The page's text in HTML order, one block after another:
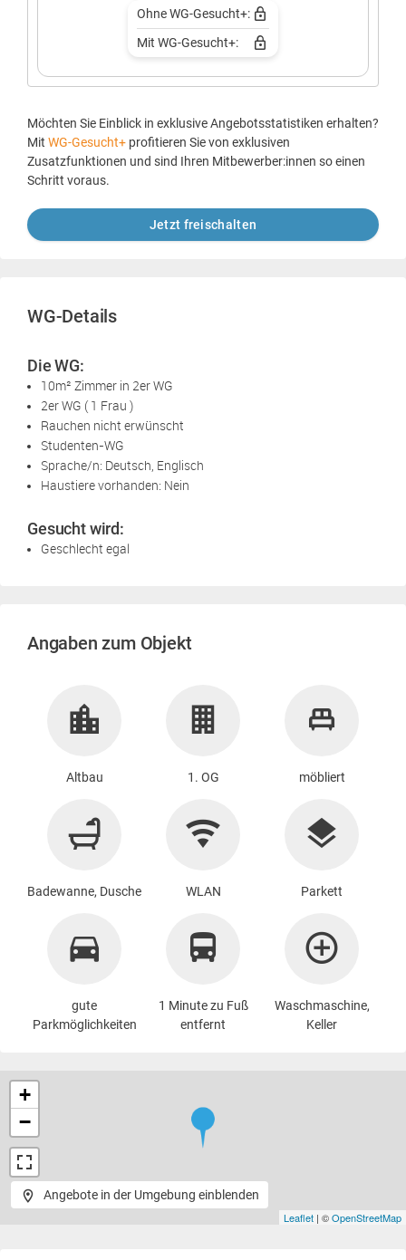
Ohne WG-Gesucht+:
Mit WG-Gesucht+:
Möchten Sie Einblick in exklusive Angebotsstatistiken erhalten?
Mit WG-Gesucht+ profitieren Sie von exklusiven
Zusatzfunktionen und sind Ihren Mitbewerber:innen so einen
Schritt voraus.
Jetzt freischalten
WG-Details
Die WG:
10m² Zimmer in 2er WG
2er WG ( 1 Frau )
Rauchen nicht erwünscht
Studenten-WG
Sprache/n: Deutsch, Englisch
Haustiere vorhanden: Nein
Gesucht wird:
Geschlecht egal
Angaben zum Objekt
Altbau 1. OG möbliert
Badewanne, Dusche WLAN Parkett
gute
Parkmöglichkeiten
1 Minute zu Fuß
entfernt
Waschmaschine,
Keller
+
−
Leaflet | ©OpenStreetMap
Angebote in der Umgebung einblenden